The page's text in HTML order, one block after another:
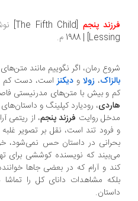
پنجم[The Fifth Child]
Lessing] |
م.
رمان، اگر نگويیم مانند متن‌های
،زولاو دیکنزاست، دست کم شباهت
و بیش با متن‌های مدرنیستی فاصله
، رودیارد کپلینگ و داستان‌های اولیه
روایت فرزند پنجم، از ریتمی آرام
تند است، نقل بر تصویر غلبه
در داستان حس نمی‌شود، خواننده
که نویسنده کوششی برای تهییج
و آرام که در بعضی جاها خواننده
مشاهدات دانای کل را تماشا